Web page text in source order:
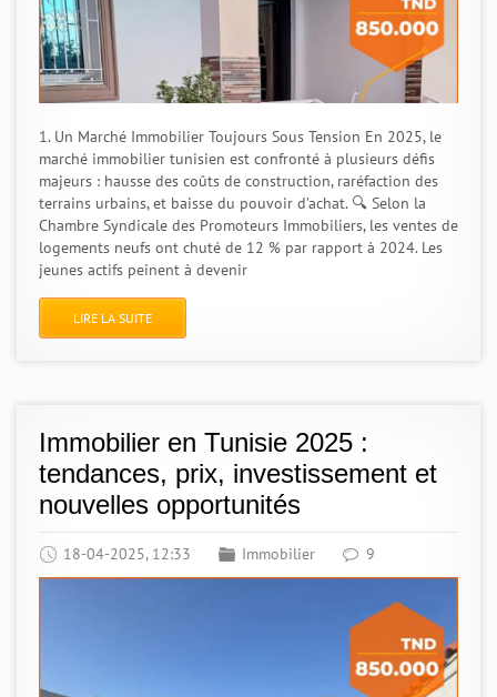
1. Un Marché Immobilier Toujours Sous Tension En 2025, le
marché immobilier tunisien est confronté à plusieurs défis
majeurs : hausse des coûts de construction, raréfaction des
terrains urbains, et baisse du pouvoir d’achat. 🔍 Selon la
Chambre Syndicale des Promoteurs Immobiliers, les ventes de
logements neufs ont chuté de 12 % par rapport à 2024. Les
jeunes actifs peinent à devenir
LIRE LA SUITE
Immobilier en Tunisie 2025 :
tendances, prix, investissement et
nouvelles opportunités
18-04-2025, 12:33 Immobilier 9